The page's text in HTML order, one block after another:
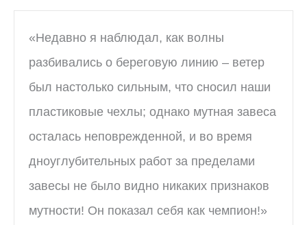
«Недавно я наблюдал, как волны
разбивались о береговую линию – ветер
был настолько сильным, что сносил наши
пластиковые чехлы; однако мутная завеса
осталась неповрежденной, и во время
дноуглубительных работ за пределами
завесы не было видно никаких признаков
мутности! Он показал себя как чемпион!»